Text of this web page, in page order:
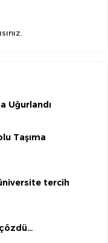
.
Uğurlandı
Taşıma
tercih